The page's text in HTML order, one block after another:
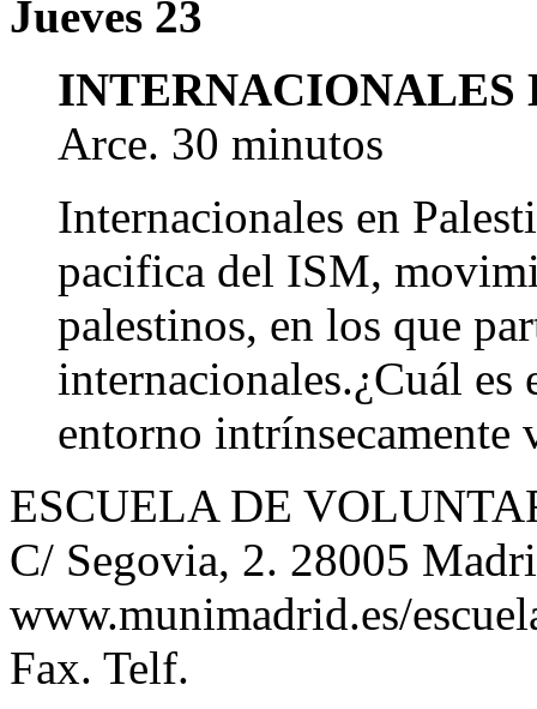
Jueves 23
INTERNACIONALES
Arce. 30 minutos
Internacionales en
pacifica del ISM,
palestinos, en los que
internacionales.¿Cuál
entorno intrí­nsecamente
ESCUELA DE
C/ Segovia, 2. 28005
www.munimadrid.es/
Fax. Telf.